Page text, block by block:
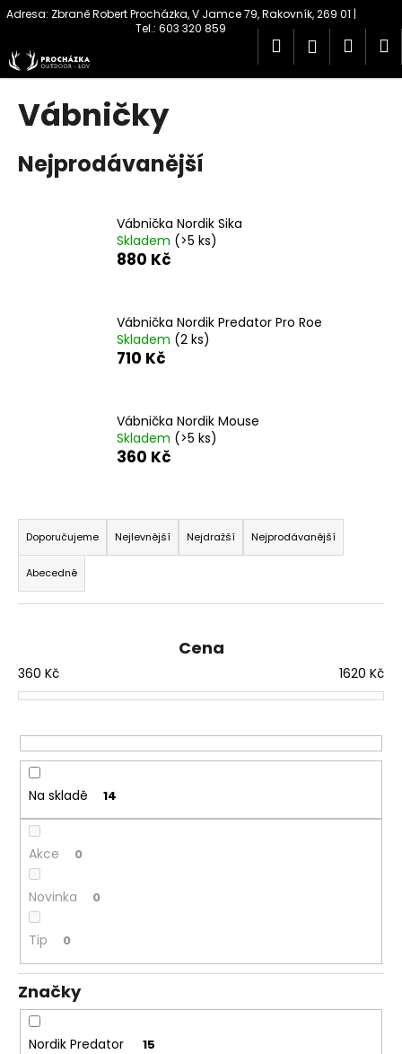
Přejít
Hledat
košík
Vábničky
Nejprodávanější
Vábnička Nordik Sika
Skladem (>5 ks)
880 Kč
Vábnička Nordik Predator Pro Roe
Skladem (2 ks)
710 Kč
Vábnička Nordik Mouse
Skladem (>5 ks)
360 Kč
Ř
a
z
e
n
r
o
u
k
ů
Doporučujeme Nejlevnější Nejdražší Nejprodávanější
Abecedně
Cena
360 Kč 1620 Kč
Na skladě 14
Akce 0
Novinka 0
Tip 0
Značky
Nordik Predator 15
K
š
í
C
o
o
?
HLEDAT
D
o
o
r
u
u
m
MAUSER
PLETENÁ
ČEPICE
650
Kč